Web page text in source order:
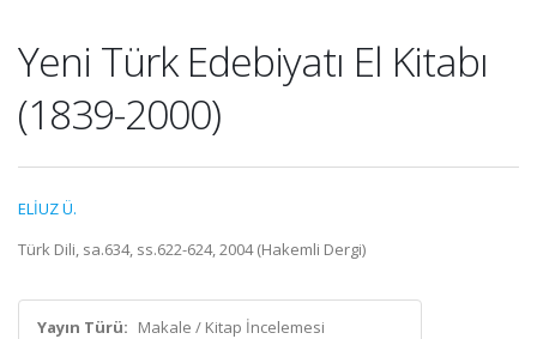
Yeni Türk Edebiyatı El Kitabı
(1839-2000)
ELİUZ Ü.
Türk Dili, sa.634, ss.622-624, 2004 (Hakemli Dergi)
Yayın Türü: Makale / Kitap İncelemesi